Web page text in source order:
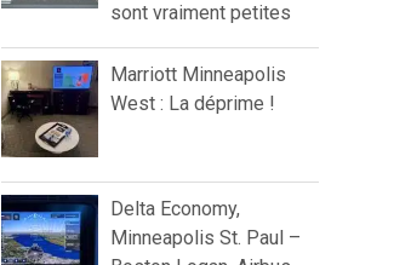
sont vraiment petites
Marriott Minneapolis
West : La déprime !
Delta Economy,
Minneapolis St. Paul –